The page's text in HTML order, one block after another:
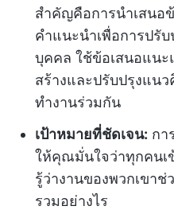
สำคัญคือการนำเสนอ
คำแนะนำเพื่อการปรั
บุคคล ใช้ข้อเสนอแนะ
สร้างและปรับปรุงแน
ทำงานร่วมกัน
เป้าหมายที่ชัดเจน: กา
ให้คุณมั่นใจว่าทุกคนเ
รู้ว่างานของพวกเขาช่
รวมอย่างไร